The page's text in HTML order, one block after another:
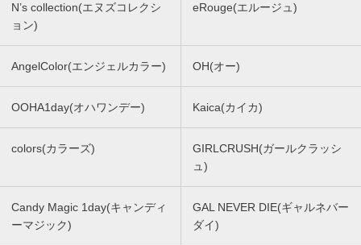
N’s collection(エヌズコレクシ
ョン)
eRouge(エルージュ)
AngelColor(エンジェルカラー) OH(オー)
OOHA1day(オハワンデー) Kaica(カイカ)
colors(カラーズ)
GIRLCRUSH(ガールクラッシ
ュ)
Candy Magic 1day(キャンディ
ーマジック)
GAL NEVER DIE(ギャルネバー
ダイ)